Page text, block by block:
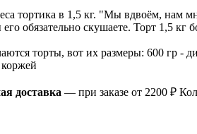
тортика в 1,5 кг. "Мы вдвоём, нам
обязательно скушаете. Торт 1,5
торты, вот их размеры: 600 гр -
доставка — при заказе от 2200 ₽